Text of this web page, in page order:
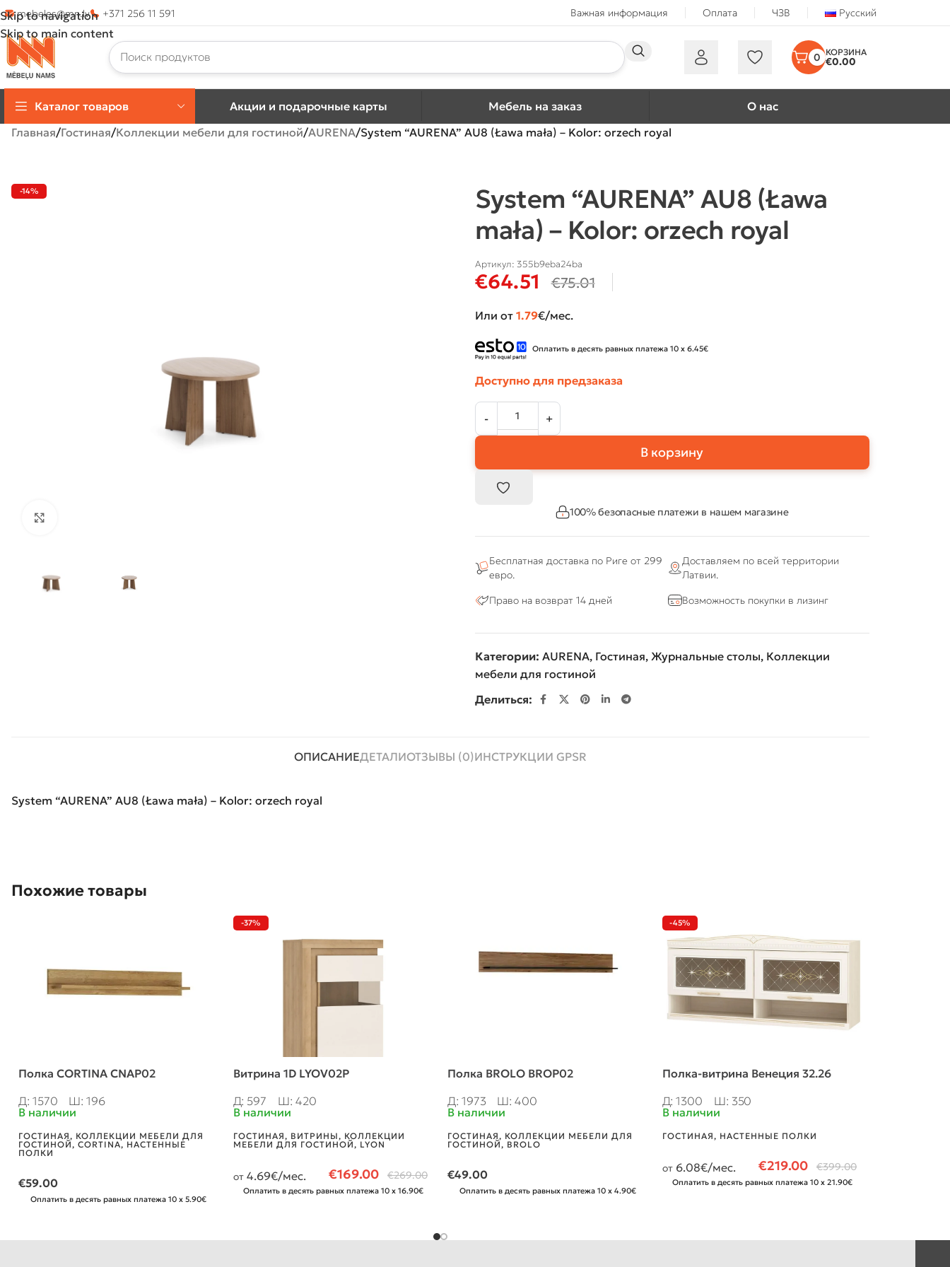
Skip to navigation
Skip to main content
mebeles@mn.lv +371 256 11 591 Важная информация Оплата ЧЗВ Русский
0 €0.00
Каталог товаров Акции и подарочные карты Мебель на заказ
О нас
Главная Гостиная Коллекции мебели для гостиной AURENA System “AURENA” AU8 (Ława mała) – Kolor: orzech royal
-14%
System “AURENA” AU8 (Ława
mała) – Kolor: orzech royal
Артикул: 355b9eba24ba
€64.51 €75.01
Или от 1.79€/мес.
Оплатить в десять равных платежа 10 x 6.45€
Доступно для предзаказа
В корзину
100% безопасные платежи в нашем магазине
Бесплатная доставка по Риге от 299
евро.
Доставляем по всей территории
Латвии.
Право на возврат 14 дней
Возможность покупки в лизинг
Категории: AURENA, Гостиная, Журнальные столы, Коллекции
мебели для гостиной
Делиться:
ОПИСАНИЕДЕТАЛИОТЗЫВЫ (0)ИНСТРУКЦИИ GPSR
System “AURENA” AU8 (Ława mała) – Kolor: orzech royal
Похожие товары
Полка CORTINA CNAP02
Д: 1570
Ш: 196
В наличии
ГОСТИНАЯ, КОЛЛЕКЦИИ МЕБЕЛИ ДЛЯ
ГОСТИНОЙ, CORTINA, НАСТЕННЫЕ
ПОЛКИ
€59.00
Оплатить в десять равных платежа 10 x 5.90€
-37%
Витрина 1D LYOV02P
Д: 597
Ш: 420
В наличии
ГОСТИНАЯ, ВИТРИНЫ, КОЛЛЕКЦИИ
МЕБЕЛИ ДЛЯ ГОСТИНОЙ, LYON
€169.00 €269.00
от 4.69€/мес.
Оплатить в десять равных платежа 10 x 16.90€
Полка BROLO BROP02
Д: 1973
Ш: 400
В наличии
ГОСТИНАЯ, КОЛЛЕКЦИИ МЕБЕЛИ ДЛЯ
ГОСТИНОЙ, BROLO
€49.00
Оплатить в десять равных платежа 10 x 4.90€
-45%
Полка-витрина Венеция 32.26
Д: 1300
Ш: 350
В наличии
ГОСТИНАЯ, НАСТЕННЫЕ ПОЛКИ
€219.00 €399.00
от 6.08€/мес.
Оплатить в десять равных платежа 10 x 21.90€